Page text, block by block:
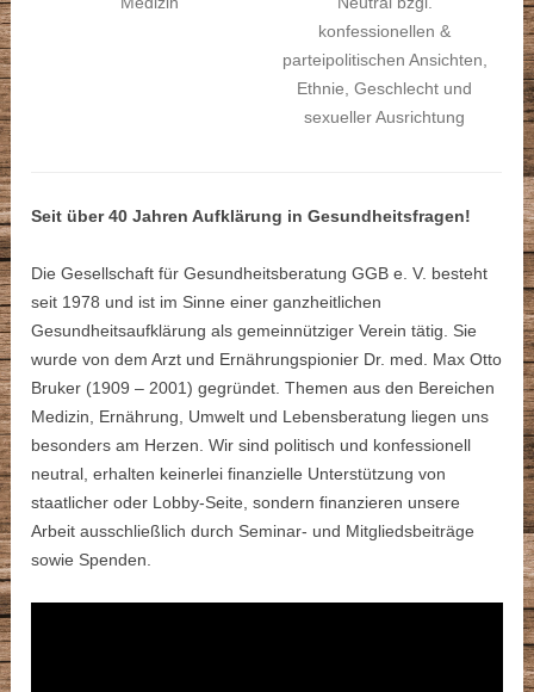
konfessionellen &
parteipolitischen Ansichten,
Ethnie, Geschlecht und
sexueller Ausrichtung
Seit über 40 Jahren Aufklärung in Gesundheitsfragen!
Die Gesellschaft für Gesundheitsberatung GGB e. V. besteht
seit 1978 und ist im Sinne einer ganzheitlichen
Gesundheitsaufklärung als gemeinnütziger Verein tätig. Sie
wurde von dem Arzt und Ernährungspionier Dr. med. Max Otto
Bruker (1909 – 2001) gegründet. Themen aus den Bereichen
Medizin, Ernährung, Umwelt und Lebensberatung liegen uns
besonders am Herzen. Wir sind politisch und konfessionell
neutral, erhalten keinerlei finanzielle Unterstützung von
staatlicher oder Lobby-Seite, sondern finanzieren unsere
Arbeit ausschließlich durch Seminar- und Mitgliedsbeiträge
sowie Spenden.